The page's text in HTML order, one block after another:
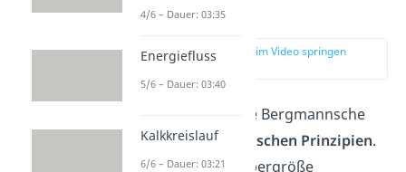
Begründung
zur Stelle im Video springen
(02:13)
Begründet wird die Bergmannsche
Regel mitphysikalischen Prinzipien.
Wenn sich die Körpergröße
4/6 – Dauer: 03:35
Energiefluss
5/6 – Dauer: 03:40
Kalkkreislauf
6/6 – Dauer: 03:21